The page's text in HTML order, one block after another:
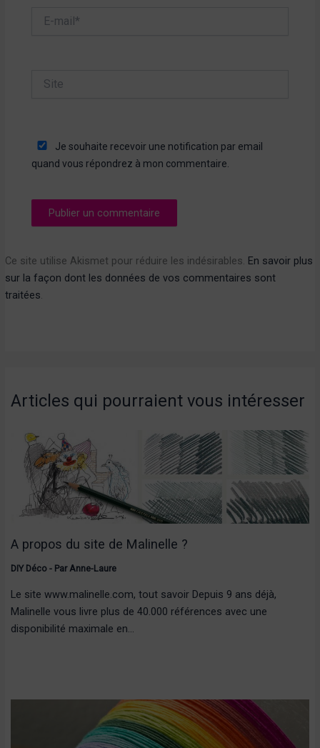
mail*
Je souhaite recevoir une notification par email
quand vous répondrez à mon commentaire.
Ce site utilise Akismet pour réduire les indésirables. En savoir plus
sur la façon dont les données de vos commentaires sont
traitées.
Articles qui pourraient vous intéresser
A propos du site de Malinelle ?
DIY Déco- Par Anne-Laure
Le site www.malinelle.com, tout savoir Depuis 9 ans déjà,
Malinelle vous livre plus de 40.000 références avec une
disponibilité maximale en…